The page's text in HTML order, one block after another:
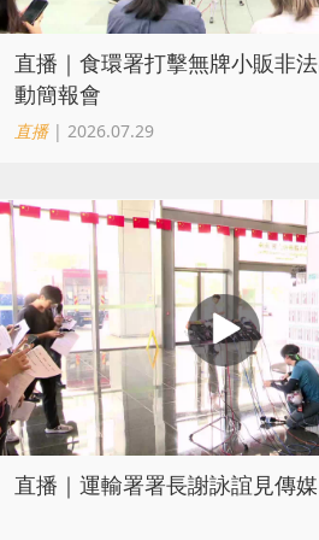
直播｜食環署打擊無牌小販非
動簡報會
直播| 2026.07.29
直播｜運輸署署長謝詠誼見傳媒